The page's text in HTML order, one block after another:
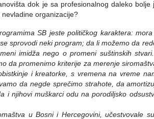
dok je sa profesionalnog daleko
organizacije?
SB jeste političkog karaktera:
sprovodi neki program; da li možemo da
imidža nego o promeni suštinskih
da promenimo kriterije za merenje
i kreatorke, s vremena na vreme
da negde sprečimo strahote, da
i njihovi muškarci odu na porodiljsko
u Bosni i Hercegovini, učestvovale